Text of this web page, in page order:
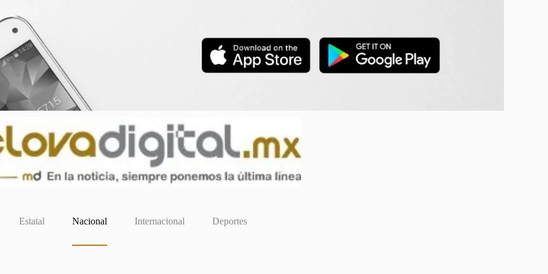
Estatal Nacional Internacional Deportes